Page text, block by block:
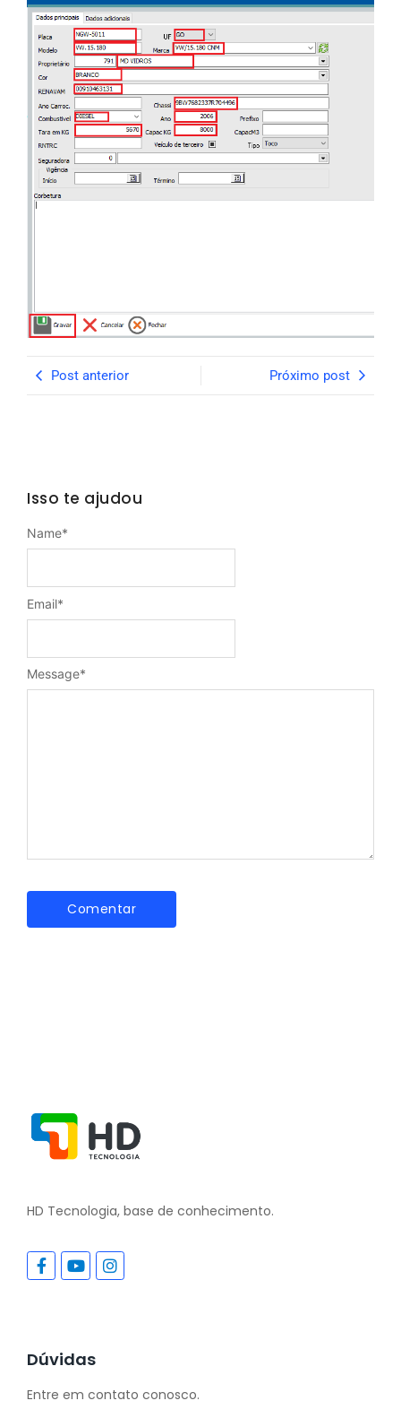
Post anterior Próximo post
Isso te ajudou
Message*
Name*
Email*
HD Tecnologia, base de conhecimento.
Dúvidas
Entre em contato conosco.